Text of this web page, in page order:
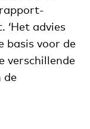
‘Het advies
basis voor de
verschillende
de